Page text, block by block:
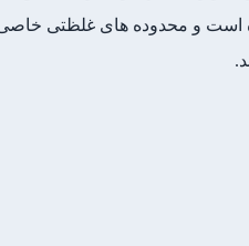
است و محدوده های غلظتی خاصی